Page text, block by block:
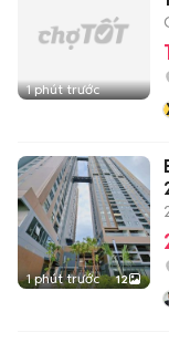
1 phút trước
1 phút trước 12